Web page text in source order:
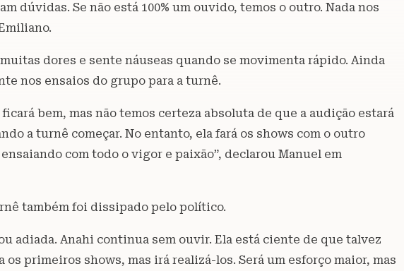
dúvidas. Se não está 100% um ouvido, temos o outro. Nada nos
dores e sente náuseas quando se movimenta rápido. Ainda
nos ensaios do grupo para a turnê.
bem, mas não temos certeza absoluta de que a audição estará
a turnê começar. No entanto, ela fará os shows com o outro
com todo o vigor e paixão”, declarou Manuel em
também foi dissipado pelo político.
adiada. Anahi continua sem ouvir. Ela está ciente de que talvez
os primeiros shows, mas irá realizá-los. Será um esforço maior, mas